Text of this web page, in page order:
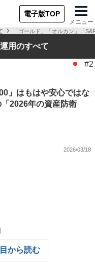
電子版TOP
メニュー
「ゴールド」「オルカン」「
用のすべて
#2
」はもはや安心ではな
2026年の資産防衛
2026/03/18
から読む